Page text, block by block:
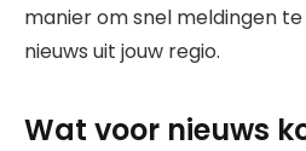
manier om snel meldingen
nieuws uit jouw regio.
Wat voor nieuws